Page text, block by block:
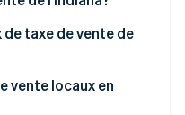
taxe de vente de
vente locaux en